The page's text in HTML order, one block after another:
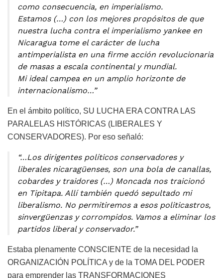
como consecuencia, en imperialismo.
Estamos (…) con los mejores propósitos de que
nuestra lucha contra el imperialismo yankee en
Nicaragua tome el carácter de lucha
antimperialista en una firme acción revolucionaria
de masas a escala continental y mundial.
Mi ideal campea en un amplio horizonte de
internacionalismo…”
En el ámbito político, SU LUCHA ERA CONTRA LAS
PARALELAS HISTÓRICAS (LIBERALES Y
CONSERVADORES). Por eso señaló:
“…Los dirigentes políticos conservadores y
liberales nicaragüenses, son una bola de canallas,
cobardes y traidores (…) Moncada nos traicionó
en Tipitapa. Allí también quedó sepultado mi
liberalismo. No permitiremos a esos politicastros,
sinvergüenzas y corrompidos. Vamos a eliminar los
partidos liberal y conservador.”
Estaba plenamente CONSCIENTE de la necesidad la
ORGANIZACIÓN POLÍTICA y de la TOMA DEL PODER
para emprender las TRANSFORMACIONES